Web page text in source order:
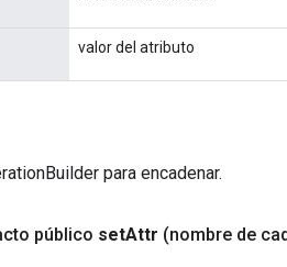
valor del atributo
para encadenar.
público setAttr (nombre de